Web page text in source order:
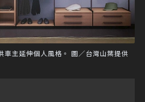
車主延伸個人風格。 圖／台灣山葉提供